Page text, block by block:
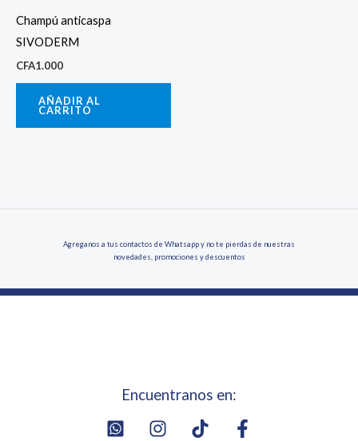
Champú anticaspa
SIVODERM
CFA1.000
AÑADIR AL
CARRITO
Agreganos a tus contactos de Whatsapp y no te pierdas de nuestras
novedades, promociones y descuentos
Encuentranos en: